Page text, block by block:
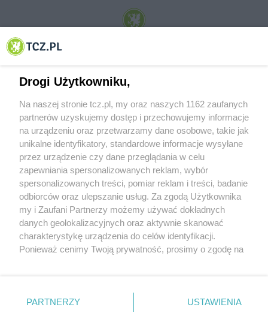
© 2001-2026 Tczew - TCZ.PL Sp. z o.o. Internetowy Serwis Informacyjny Miasta
O FIRMIE POLITYKA PRYWATNOŚCI HOSTING
REKLAMA WSPÓŁPRACA RSS FACEBOOK KONTAKT
Nasze serwisy
Aktualności
Tcz24
Historia miasta
Muzyka i kultura
Archiwum wydarzeń
Zdjęcia miasta
Drogi Użytkowniku,
Na naszej stronie tcz.pl, my oraz naszych 1162 zaufanych
partnerów uzyskujemy dostęp i przechowujemy informacje
na urządzeniu oraz przetwarzamy dane osobowe, takie jak
unikalne identyfikatory, standardowe informacje wysyłane
przez urządzenie czy dane przeglądania w celu
zapewniania spersonalizowanych reklam, wybór
spersonalizowanych treści, pomiar reklam i treści, badanie
odbiorców oraz ulepszanie usług. Za zgodą Użytkownika
my i Zaufani Partnerzy możemy używać dokładnych
danych geolokalizacyjnych oraz aktywnie skanować
charakterystykę urządzenia do celów identyfikacji.
Ponieważ cenimy Twoją prywatność, prosimy o zgodę na
znajdujący się w lewym dolnym rogu strony
. Niektóre
PARTNERZY USTAWIENIA